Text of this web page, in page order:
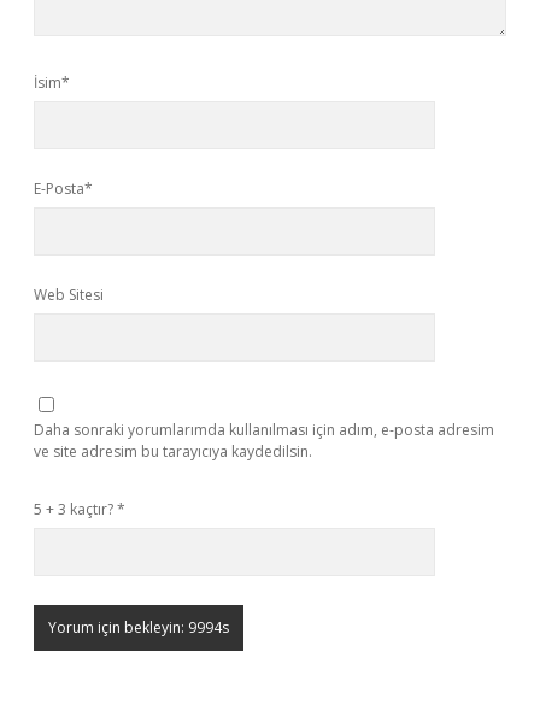
İsim*
E-Posta*
Web Sitesi
Daha sonraki yorumlarımda kullanılması için adım, e-posta adresim
ve site adresim bu tarayıcıya kaydedilsin.
5 + 3 kaçtır?*